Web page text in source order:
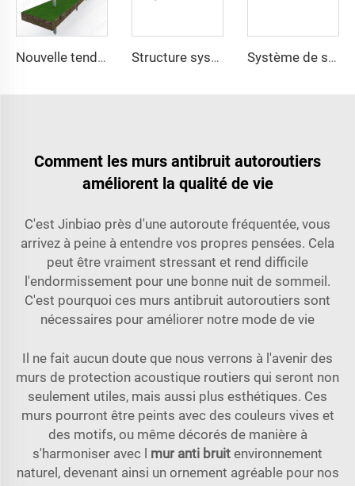
Nouvelle tendance système de suivi solaire à un axe structure de montage photovoltaïque lourde en acier avec service de découpe à prix avantageux Structure système de kits de suiveur solaire photovoltaïque à un axe lourd en acier du fabricant professionnel Système de suivi solaire monoculaire fabriqué en Chine avec moteur de rotation
Comment les murs antibruit autoroutiers
améliorent la qualité de vie
C'est Jinbiao près d'une autoroute fréquentée, vous
arrivez à peine à entendre vos propres pensées. Cela
peut être vraiment stressant et rend difficile
l'endormissement pour une bonne nuit de sommeil.
C'est pourquoi ces murs antibruit autoroutiers sont
nécessaires pour améliorer notre mode de vie
Il ne fait aucun doute que nous verrons à l'avenir des
murs de protection acoustique routiers qui seront non
seulement utiles, mais aussi plus esthétiques. Ces
murs pourront être peints avec des couleurs vives et
des motifs, ou même décorés de manière à
s'harmoniser avec l mur anti bruit environnement
naturel, devenant ainsi un ornement agréable pour nos